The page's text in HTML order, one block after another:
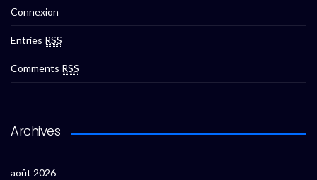
Connexion
Entries RSS
Comments RSS
Archives
août 2026